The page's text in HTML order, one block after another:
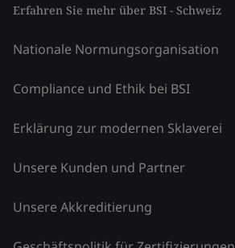
Erfahren Sie mehr über BSI - Schweiz
Nationale Normungsorganisation
Compliance und Ethik bei BSI
Erklärung zur modernen Sklaverei
Unsere Kunden und Partner
Unsere Akkreditierung